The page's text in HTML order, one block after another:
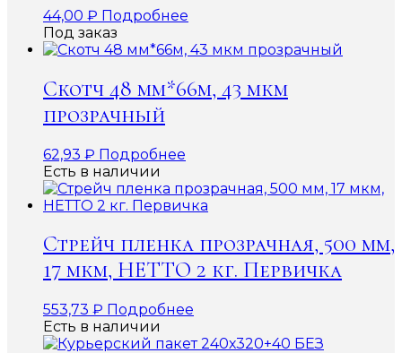
44,00 ₽ Подробнее
Под заказ
Скотч 48 мм*66м, 43 мкм
прозрачный
62,93 ₽ Подробнее
Есть в наличии
Стрейч пленка прозрачная, 500 мм,
17 мкм, НЕТТО 2 кг. Первичка
553,73 ₽ Подробнее
Есть в наличии